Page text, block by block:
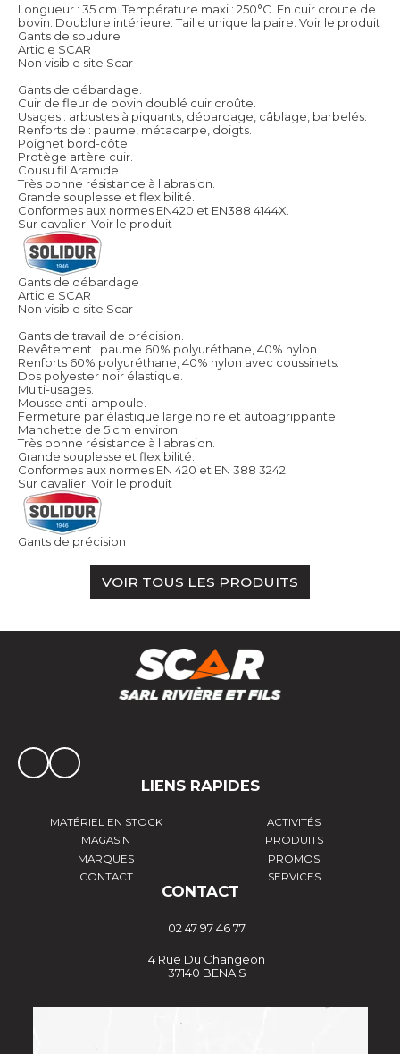
Longueur : 35 cm. Température maxi : 250°C. En cuir croute de
bovin. Doublure intérieure. Taille unique la paire. Voir le produit
Gants de soudure
Article SCAR
Non visible site Scar
Gants de débardage.
Cuir de fleur de bovin doublé cuir croûte.
Usages : arbustes à piquants, débardage, câblage, barbelés.
Renforts de : paume, métacarpe, doigts.
Poignet bord-côte.
Protège artère cuir.
Cousu fil Aramide.
Très bonne résistance à l'abrasion.
Grande souplesse et flexibilité.
Conformes aux normes EN420 et EN388 4144X.
Sur cavalier. Voir le produit
Gants de débardage
Article SCAR
Non visible site Scar
Gants de travail de précision.
Revêtement : paume 60% polyuréthane, 40% nylon.
Renforts 60% polyuréthane, 40% nylon avec coussinets.
Dos polyester noir élastique.
Multi-usages.
Mousse anti-ampoule.
Fermeture par élastique large noire et autoagrippante.
Manchette de 5 cm environ.
Très bonne résistance à l'abrasion.
Grande souplesse et flexibilité.
Conformes aux normes EN 420 et EN 388 3242.
Sur cavalier. Voir le produit
Gants de précision
VOIR TOUS LES PRODUITS
LIENS RAPIDES
MATÉRIEL EN STOCK
ACTIVITÉS
MAGASIN
PRODUITS
MARQUES
PROMOS
CONTACT
SERVICES
CONTACT
02 47 97 46 77
4 Rue Du Changeon
37140 BENAIS